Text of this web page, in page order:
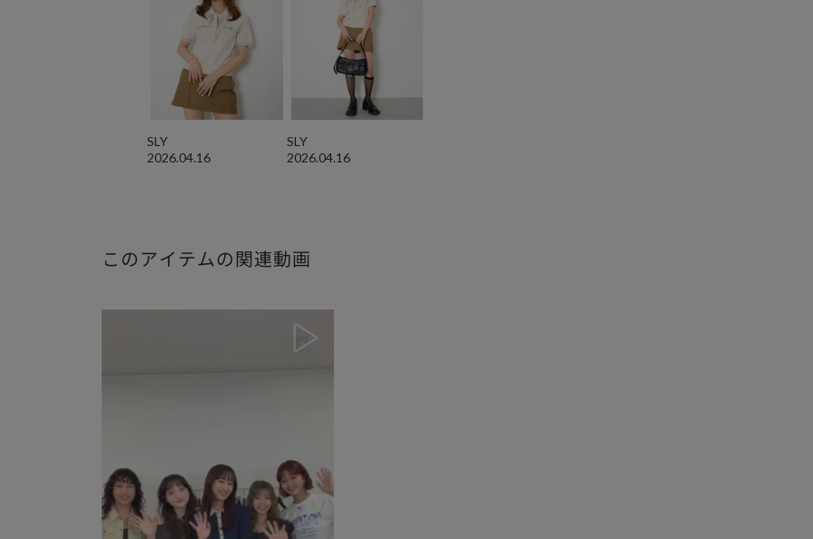
2026.04.16
SLY
2026.04.16
SLY
このアイテムの関連動画